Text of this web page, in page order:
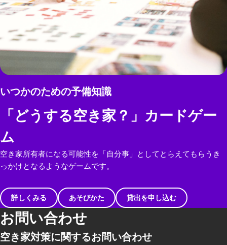
いつかのための予備知識
「どうする空き家？」カードゲー
ム
空き家所有者になる可能性を「自分事」としてとらえてもらうき
っかけとなるようなゲームです。
詳しくみる あそびかた 貸出を申し込む
お問い合わせ
空き家対策に関するお問い合わせ